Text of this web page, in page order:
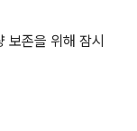
보존을 위해 잠시